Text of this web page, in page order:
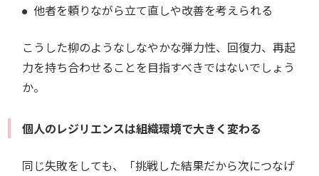
他者を頼りながら立て直しや改善を考えられる
こうした柳のようなしなやかな弾力性、回復力、再起
力を持ち合わせることを目指すべきではないでしょう
か。
個人のレジリエンスは組織環境で大きく変わる
同じ失敗をしても、「挑戦した結果だから次につなげ